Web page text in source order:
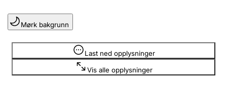
Lag og forening
Registrere, endre, slette
Mørk bakgrunn
Last ned opplysninger
Vis alle opplysninger
Opplysninger er skjult